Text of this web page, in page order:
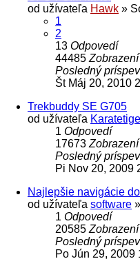
od užívateľa Hawk »
1
2
13 Odpovedí
44485 Zobrazení
Posledný
Št Máj 20, 2010
Trekbuddy SE G705
od užívateľa
1 Odpovedí
17673 Zobrazení
Posledný
Pi Nov 20, 2009
Najlepšie navigácie
od užívateľa software »
1 Odpovedí
20585 Zobrazení
Posledný
Po Jún 29, 2009